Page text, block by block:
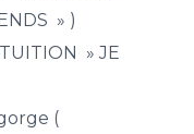
» )
» JE
(